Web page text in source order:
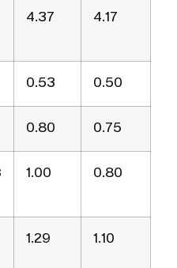
4.37 4.17
0.53 0.50
0.80 0.75
1.00 0.80
1.29 1.10